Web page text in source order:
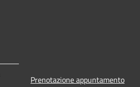
Prenotazione appuntamento